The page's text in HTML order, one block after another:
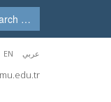
…
EN عربي